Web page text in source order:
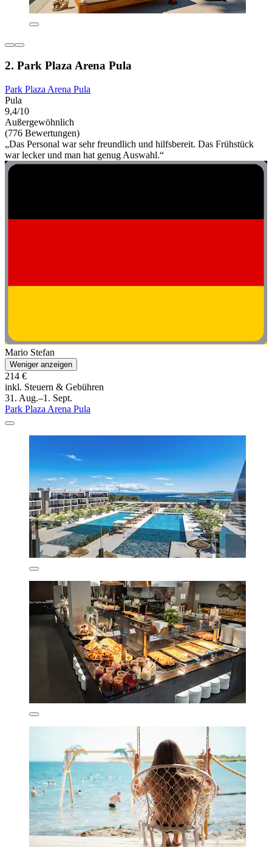
2. Park Plaza Arena Pula
Park Plaza Arena Pula
Pula
9,4/10
Außergewöhnlich
(776 Bewertungen)
„Das Personal war sehr freundlich und hilfsbereit. Das Frühstück
war lecker und man hat genug Auswahl.“
Mario Stefan
Weniger anzeigen
214 €
inkl. Steuern & Gebühren
31. Aug.–1. Sept.
Park Plaza Arena Pula